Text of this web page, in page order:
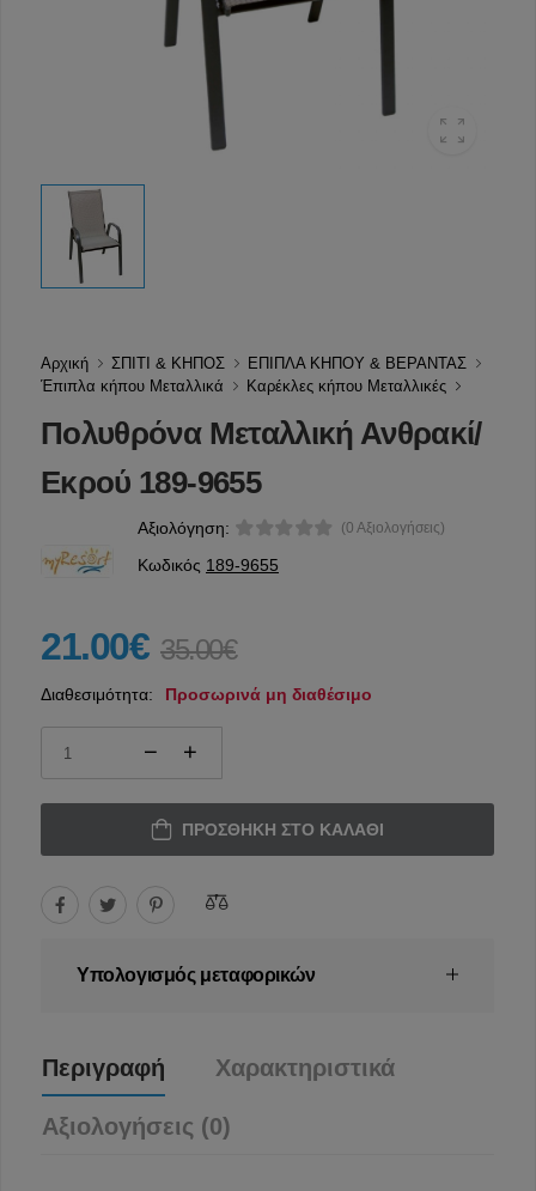
Αρχική ΣΠΙΤΙ & ΚΗΠΟΣ
ΕΠΙΠΛΑ ΚΗΠΟΥ & ΒΕΡΑΝΤΑΣ
Έπιπλα κήπου Μεταλλικά
Καρέκλες κήπου Μεταλλικές
Πολυθρόνα Μεταλλική Ανθρακί/
Εκρού 189-9655
Αξιολόγηση: (0 Αξιολογήσεις)
Κωδικός 189-9655
21.00€ 35.00€
Διαθεσιμότητα: Προσωρινά μη διαθέσιμο
ΠΡΟΣΘΉΚΗ ΣΤΟ ΚΑΛΆΘΙ
Υπολογισμός μεταφορικών
Περιγραφή Χαρακτηριστικά
Αξιολογήσεις (0)